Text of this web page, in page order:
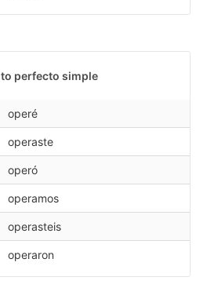
perfecto simple
operé
operaste
operó
operamos
operasteis
operaron